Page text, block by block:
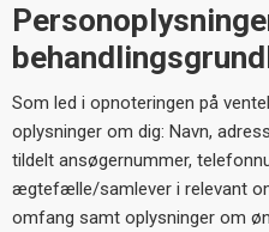
Som led i opnoteringen på
oplysninger om dig: Navn,
tildelt ansøgernummer,
ægtefælle/samlever i relevant
omfang samt oplysninger om